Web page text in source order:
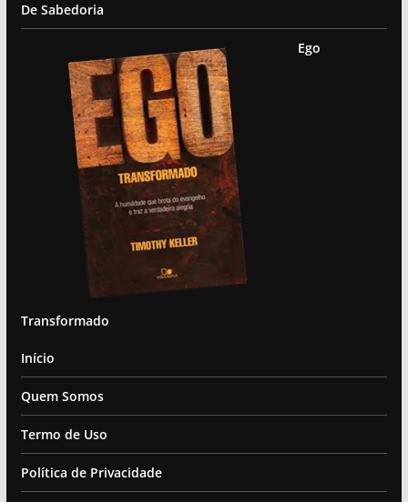
De Sabedoria
Ego
Transformado
Início
Quem Somos
Termo de Uso
Política de Privacidade